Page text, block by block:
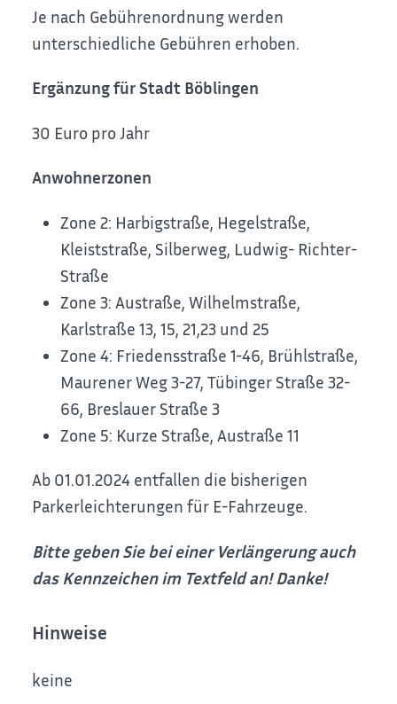
Je nach Gebührenordnung werden
unterschiedliche Gebühren erhoben.
Ergänzung für Stadt Böblingen
30 Euro pro Jahr
Anwohnerzonen
Zone 2: Harbigstraße, Hegelstraße,
Kleiststraße, Silberweg, Ludwig- Richter-
Straße
Zone 3: Austraße, Wilhelmstraße,
Karlstraße 13, 15, 21,23 und 25
Zone 4: Friedensstraße 1-46, Brühlstraße,
Maurener Weg 3-27, Tübinger Straße 32-
66, Breslauer Straße 3
Zone 5: Kurze Straße, Austraße 11
Ab 01.01.2024 entfallen die bisherigen
Parkerleichterungen für E-Fahrzeuge.
Bitte geben Sie bei einer Verlängerung auch
das Kennzeichen im Textfeld an! Danke!
Hinweise
keine